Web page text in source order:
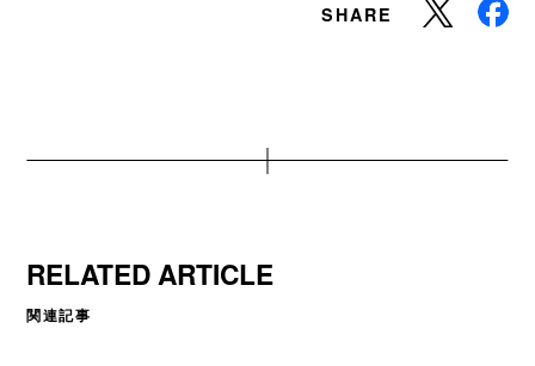
SHARE
RELATED ARTICLE
関連記事